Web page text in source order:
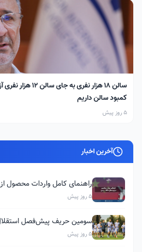
سالن ۱۸ هزار نفری
کمبود سالن داریم
5 روز پیش
آخرین اخبار
راهنمای کامل واردات محصول
5 روز پیش
سومین حریف پیش‌فصل
5 روز پیش